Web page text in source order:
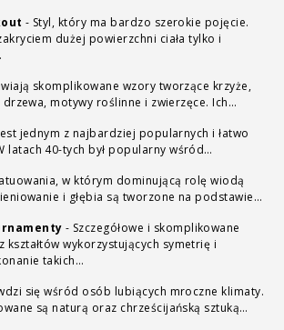
- Styl, który ma bardzo szerokie pojęcie.
dużej powierzchni ciała tylko i
skomplikowane wzory tworzące krzyże,
drzewa, motywy roślinne i zwierzęce. Ich…
jednym z najbardziej popularnych i łatwo
latach 40-tych był popularny wśród…
w którym dominującą rolę wiodą
i głębia są tworzone na podstawie…
- Szczegółowe i skomplikowane
kształtów wykorzystujących symetrię i
takich…
się wśród osób lubiących mroczne klimaty.
są naturą oraz chrześcijańską sztuką…